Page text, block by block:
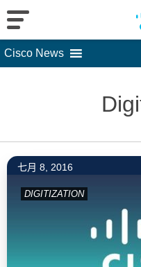
Cisco News
七月 8, 2016
DIGITIZATION